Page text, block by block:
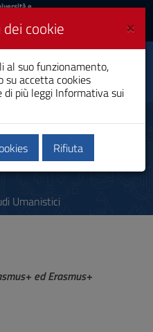
e
News
2024/25
Umanistici
ed Erasmus+
×
cookie
al suo funzionamento,
su accetta cookies
di più leggi Informativa sui
Rifiuta